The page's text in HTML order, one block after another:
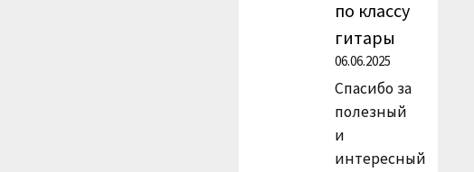
по классу
гитары
06.06.2025
Спасибо за
полезный
и
интересный